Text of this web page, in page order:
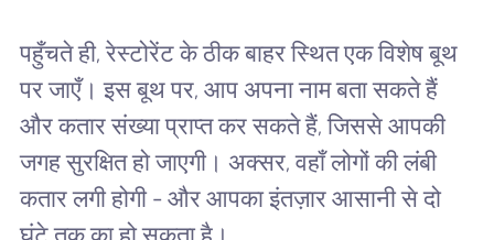
पहुँचते ही, रेस्टोरेंट के ठीक बाहर स्थित एक विशेष बूथ
पर जाएँ। इस बूथ पर, आप अपना नाम बता सकते हैं
और कतार संख्या प्राप्त कर सकते हैं, जिससे आपकी
जगह सुरक्षित हो जाएगी। अक्सर, वहाँ लोगों की लंबी
कतार लगी होगी - और आपका इंतज़ार आसानी से दो